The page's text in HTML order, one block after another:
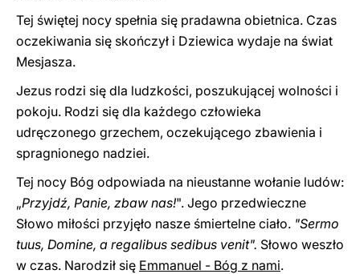
Tej świętej nocy spełnia się pradawna obietnica. Czas
oczekiwania się skończył i Dziewica wydaje na świat
Mesjasza.
Jezus rodzi się dla ludzkości, poszukującej wolności i
pokoju. Rodzi się dla każdego człowieka
udręczonego grzechem, oczekującego zbawienia i
spragnionego nadziei.
Tej nocy Bóg odpowiada na nieustanne wołanie ludów:
„Przyjdź, Panie, zbaw nas!". Jego przedwieczne
Słowo miłości przyjęło nasze śmiertelne ciało. "Sermo
tuus, Domine, a regalibus sedibus venit". Słowo weszło
w czas. Narodził się Emmanuel - Bóg z nami.